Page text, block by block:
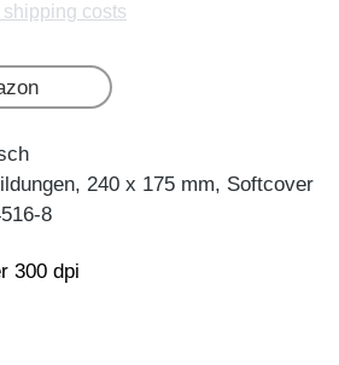
costs
240 x 175 mm, Softcover
8
300 dpi